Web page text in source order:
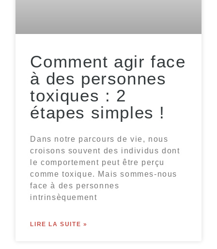
Comment agir face
à des personnes
toxiques : 2
étapes simples !
Dans notre parcours de vie, nous
croisons souvent des individus dont
le comportement peut être perçu
comme toxique. Mais sommes-nous
face à des personnes
intrinsèquement
LIRE LA SUITE »